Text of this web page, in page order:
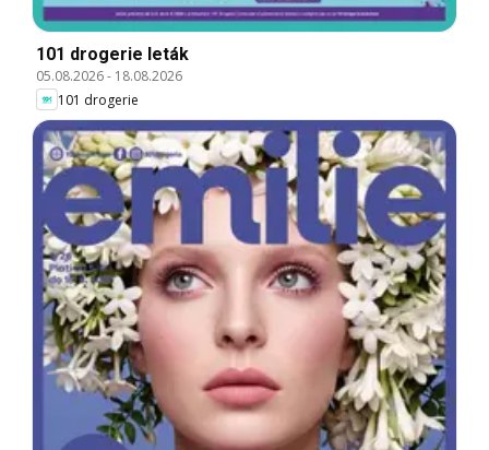
101 drogerie leták
05.08.2026- 18.08.2026
101 drogerie